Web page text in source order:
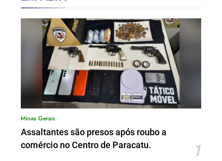
Minas Gerais
Assaltantes são presos após roubo a
comércio no Centro de Paracatu.
1